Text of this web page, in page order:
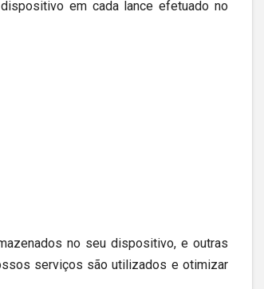
em cada lance efetuado no
no seu dispositivo, e outras
serviços são utilizados e otimizar